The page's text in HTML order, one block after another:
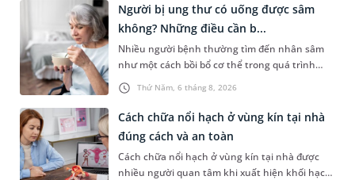
Thứ Năm, 6 tháng 8, 2026
Người bị ung thư có uống được sâm
không? Những điều cần b...
Nhiều người bệnh thường tìm đến nhân sâm
như một cách bồi bổ cơ thể trong quá trình
điều trị ung thư. Tuy nhiên, câu hỏi người bị
ung thư có uống được sâm kh...
Cách chữa nổi hạch ở vùng kín tại nhà
đúng cách và an toàn
Cách chữa nổi hạch ở vùng kín tại nhà được
nhiều người quan tâm khi xuất hiện khối hạch